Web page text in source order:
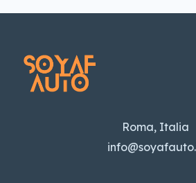
Roma, Italia